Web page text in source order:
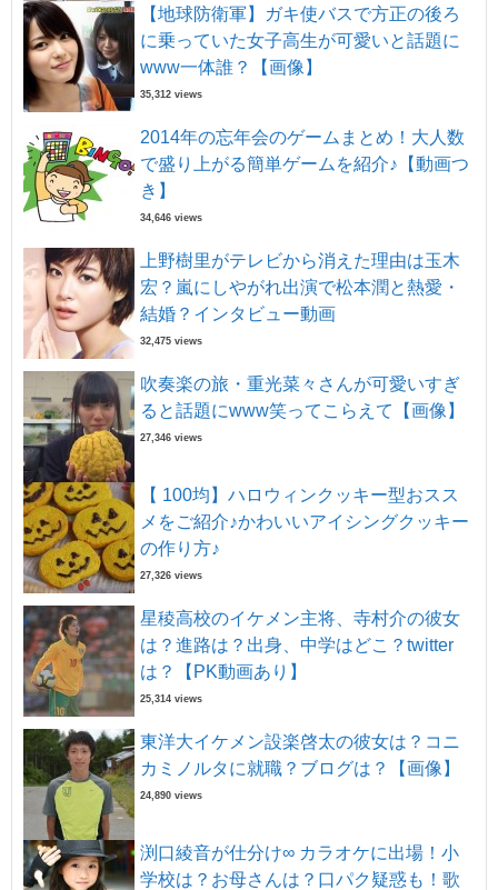
【地球防衛軍】ガキ使バスで方正の後ろ
に乗っていた女子高生が可愛いと話題に
www一体誰？【画像】
35,312 views
2014年の忘年会のゲームまとめ！大人数
で盛り上がる簡単ゲームを紹介♪【動画つ
き】
34,646 views
上野樹里がテレビから消えた理由は玉木
宏？嵐にしやがれ出演で松本潤と熱愛・
結婚？インタビュー動画
32,475 views
吹奏楽の旅・重光菜々さんが可愛いすぎ
ると話題にwww笑ってこらえて【画像】
27,346 views
【 100均】ハロウィンクッキー型おスス
メをご紹介♪かわいいアイシングクッキー
の作り方♪
27,326 views
星稜高校のイケメン主将、寺村介の彼女
は？進路は？出身、中学はどこ？twitter
は？【PK動画あり】
25,314 views
東洋大イケメン設楽啓太の彼女は？コニ
カミノルタに就職？ブログは？【画像】
24,890 views
渕口綾音が仕分け∞ カラオケに出場！小
学校は？お母さんは？口パク疑惑も！歌